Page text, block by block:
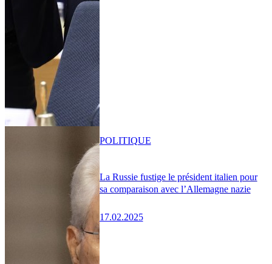
La Russie fustige le président italien pour
sa comparaison avec l’Allemagne nazie
17.02.2025
POLITIQUE